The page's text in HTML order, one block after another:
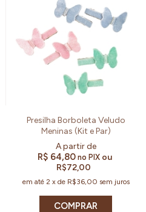
Presilha Borboleta Veludo
Meninas (Kit e Par)
R$ 64,80no PIX ou
R$72,00
em até 2 x de R$36,00 sem juros
COMPRAR